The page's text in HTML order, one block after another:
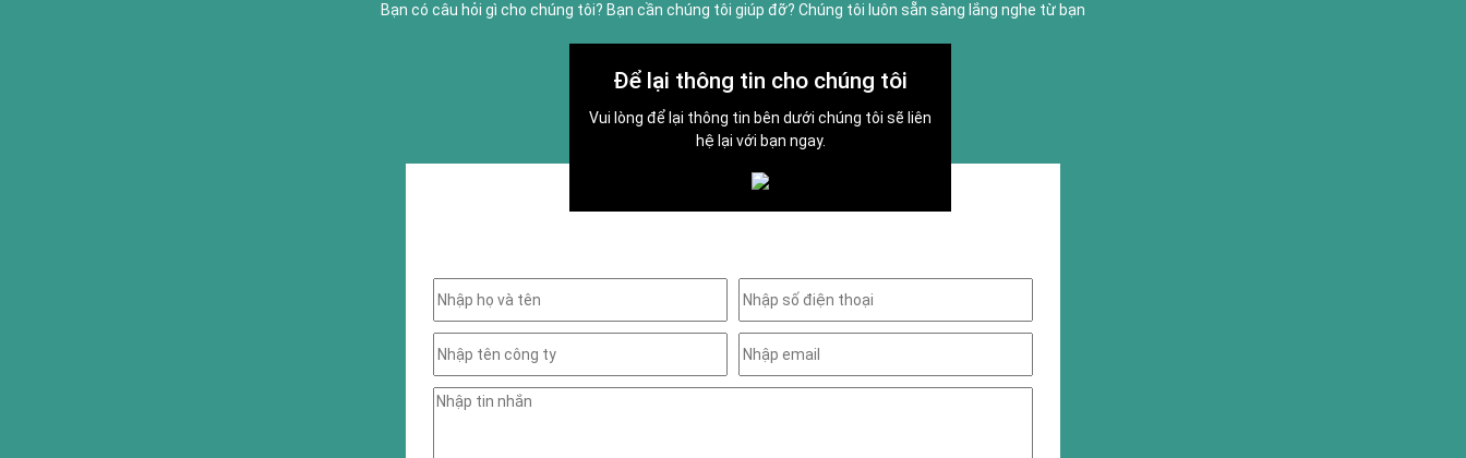
Bạn có câu hỏi gì cho chúng tôi? Bạn cần chúng tôi giúp đỡ? Chúng tôi luôn sẵn sàng lắng nghe từ bạn
Để lại thông tin cho chúng tôi
Vui lòng để lại thông tin bên dưới chúng tôi sẽ liên
hệ lại với bạn ngay.